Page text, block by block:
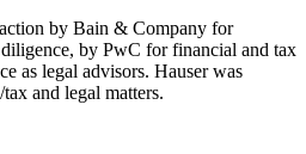
by Bain & Company for
by PwC for financial and tax
as legal advisors. Hauser was
and legal matters.